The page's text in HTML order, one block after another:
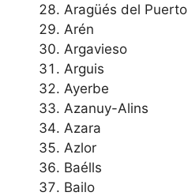
Aragüés del Puerto
Arén
Argavieso
Arguis
Ayerbe
Azanuy-Alins
Azara
Azlor
Baélls
Bailo